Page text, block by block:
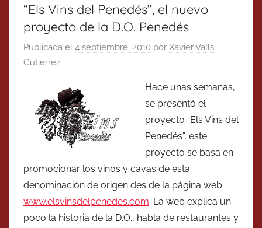
“Els Vins del Penedés”, el nuevo
proyecto de la D.O. Penedés
Publicada el 4 septiembre, 2010 por Xavier Valls
Gutierrez
Hace unas semanas,
se presentó el
proyecto “Els Vins del
Penedés”, este
proyecto se basa en
promocionar los vinos y cavas de esta
denominación de origen des de la página web
www.elsvinsdelpenedes.com. La web explica un
poco la historia de la D.O., habla de restaurantes y